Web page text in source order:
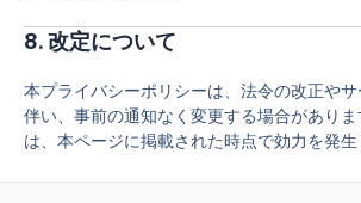
8.改定について
本プライバシーポリシーは、法令の改正や
伴い、事前の通知なく変更する場合があり
は、本ページに掲載された時点で効力を発生